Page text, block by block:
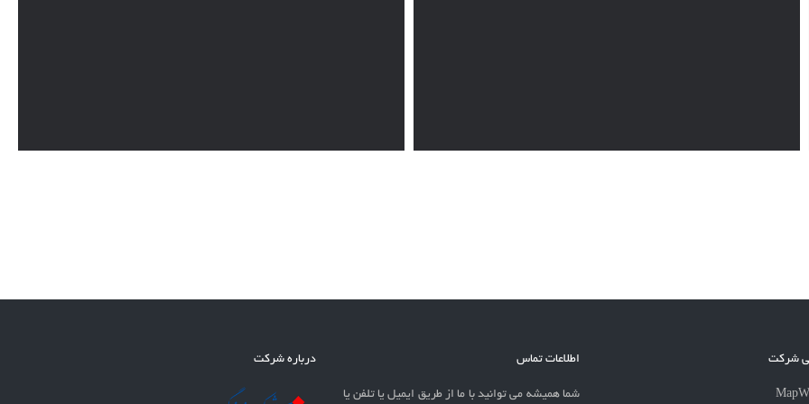
درباره شرکت اطلاعات تماس
شما همیشه می توانید با ما از طریق ایمیل یا تلفن یا
شرکت